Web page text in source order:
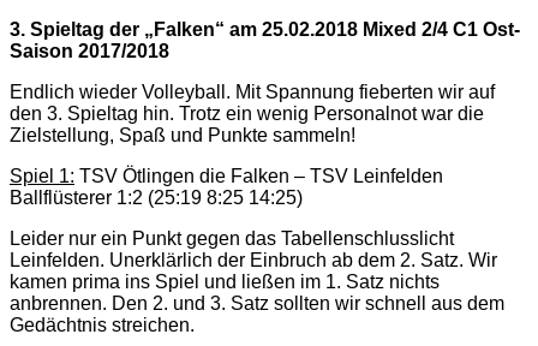
3. Spieltag der „Falken“ am 25.02.2018 Mixed 2/4 C1 Ost-
Saison 2017/2018
Endlich wieder Volleyball. Mit Spannung fieberten wir auf
den 3. Spieltag hin. Trotz ein wenig Personalnot war die
Zielstellung, Spaß und Punkte sammeln!
Spiel 1: TSV Ötlingen die Falken – TSV Leinfelden
Ballflüsterer 1:2 (25:19 8:25 14:25)
Leider nur ein Punkt gegen das Tabellenschlusslicht
Leinfelden. Unerklärlich der Einbruch ab dem 2. Satz. Wir
kamen prima ins Spiel und ließen im 1. Satz nichts
anbrennen. Den 2. und 3. Satz sollten wir schnell aus dem
Gedächtnis streichen.